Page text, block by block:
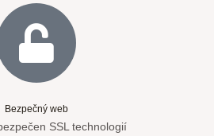
Bezpečný web
SSL technologií